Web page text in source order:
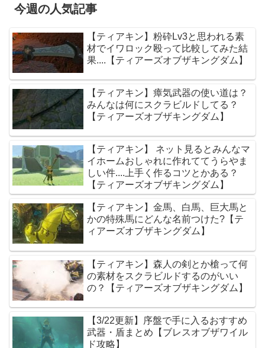
今週の人気記事
【ティアキン】粉砕Lv3と思われる素
材でイワロック殴って比較してみた結
果....【ティアーズオブザキングダム】
【ティアキン】瘴気武器の使い道は？
みんなは何にスクラビルドしてる？
【ティアーズオブザキングダム】
【ティアキン】 ネット見るとみんなマ
イホームおしゃれに作れててうらやま
しい件....上手く作るコツとかある？
【ティアーズオブザキングダム】
【ティアキン】金馬、白馬、巨大馬と
かの特殊馬にどんな名前つけた?【テ
ィアーズオブザキングダム】
【ティアキン】森人の剣とか槍って何
の素材をスクラビルドするのがいい
の？【ティアーズオブザキングダム】
【3/22更新】序盤で手に入るおすすめ
武器・盾まとめ【ブレスオブザワイル
ド攻略】